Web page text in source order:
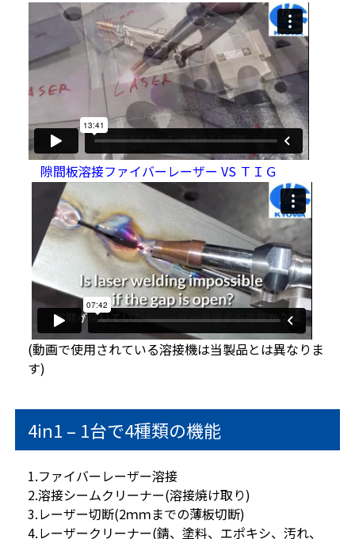
隙間板溶接ファイバーレーザー VS ＴＩＧ
(動画で使用されている溶接機は当製品とは異なりま
す)
4in1 – 1台で4種類の機能
1.ファイバーレーザー溶接
2.溶接シームクリーナー(溶接焼け取り)
3.レーザー切断(2ｍｍまでの薄板切断)
4.レーザークリーナー(錆、塗料、エポキシ、汚れ、